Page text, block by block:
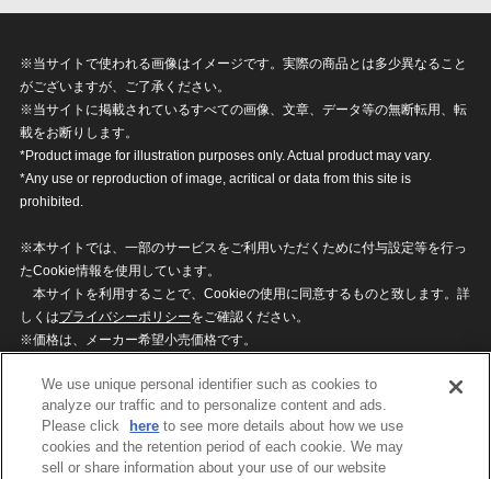
※当サイトで使われる画像はイメージです。実際の商品とは多少異なること
がございますが、ご了承ください。
※当サイトに掲載されているすべての画像、文章、データ等の無断転用、転
載をお断りします。
*Product image for illustration purposes only. Actual product may vary.
*Any use or reproduction of image, acritical or data from this site is
prohibited.
※本サイトでは、一部のサービスをご利用いただくために付与設定等を行っ
たCookie情報を使用しています。
本サイトを利用することで、Cookieの使用に同意するものと致します。詳
しくはプライバシーポリシーをご確認ください。
※価格は、メーカー希望小売価格です。
ざいますのでご了承ください。
privacypolicy
Do Not Sell or Share My
Personal Information
We use unique personal identifier such as cookies to
analyze our traffic and to personalize content and ads.
Please click
here to see more details about how we use
cookies and the retention period of each cookie. We may
sell or share information about your use of our website